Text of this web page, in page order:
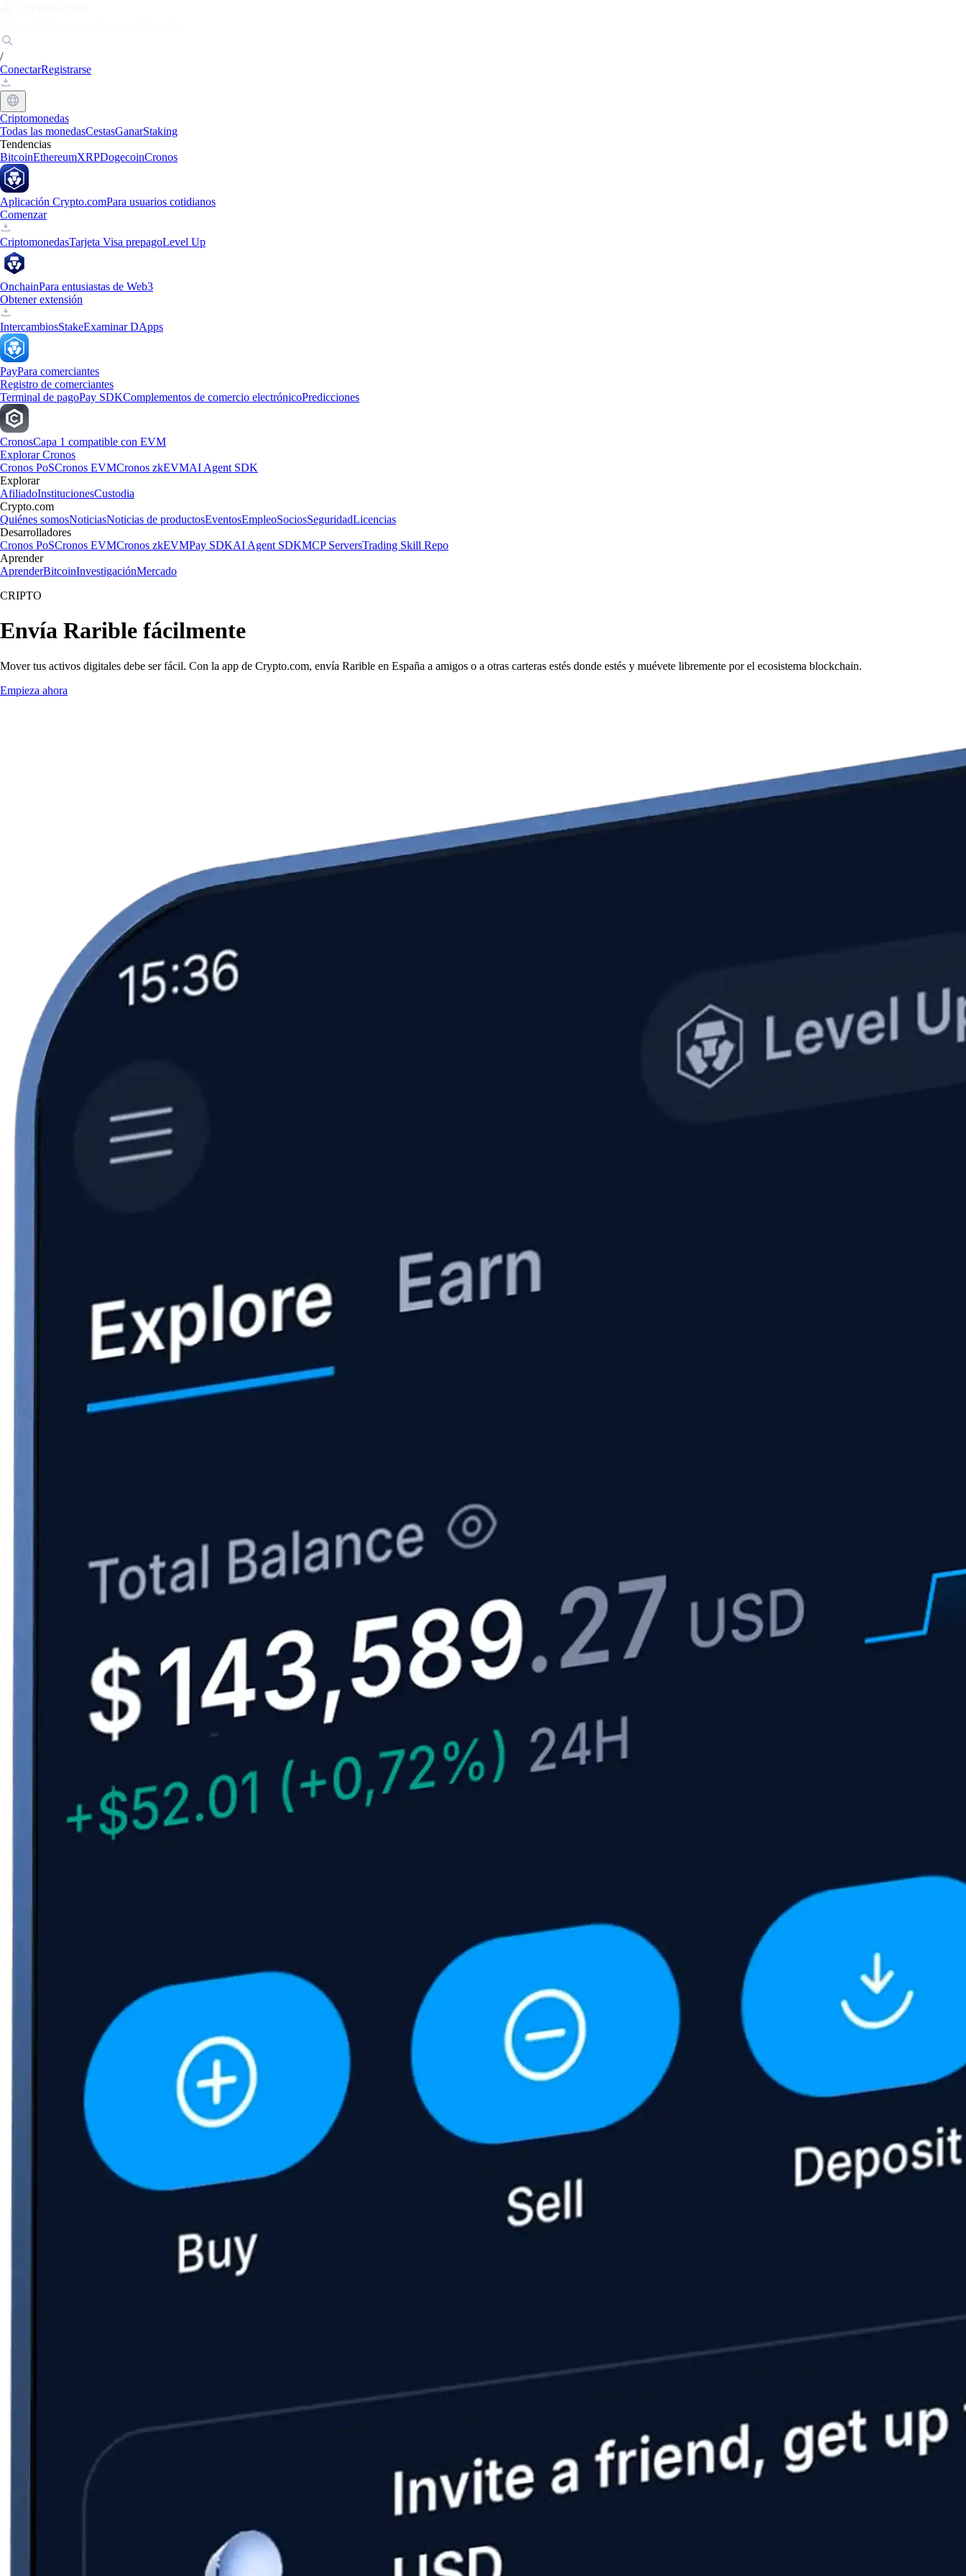
/
ConectarRegistrarse
Criptomonedas
Todas las monedasCestasGanarStaking
Tendencias
BitcoinEthereumXRPDogecoinCronos
Aplicación Crypto.comPara usuarios cotidianos
Comenzar
CriptomonedasTarjeta Visa prepagoLevel Up
OnchainPara entusiastas de Web3
Obtener extensión
IntercambiosStakeExaminar DApps
PayPara comerciantes
Registro de comerciantes
Terminal de pagoPay SDKComplementos de comercio electrónicoPredicciones
CronosCapa 1 compatible con EVM
Explorar Cronos
Cronos PoSCronos EVMCronos zkEVMAI Agent SDK
Explorar
AfiliadoInstitucionesCustodia
Crypto.com
Quiénes somosNoticiasNoticias de productosEventosEmpleoSociosSeguridadLicencias
Desarrolladores
Cronos PoSCronos EVMCronos zkEVMPay SDKAI Agent SDKMCP ServersTrading Skill Repo
Aprender
AprenderBitcoinInvestigaciónMercado
CRIPTO
Envía Rarible fácilmente
Mover tus activos digitales debe ser fácil. Con la app de Crypto.com, envía Rarible en España a amigos o a otras carteras estés donde estés y muévete libremente por el ecosistema blockchain.
Empieza ahora